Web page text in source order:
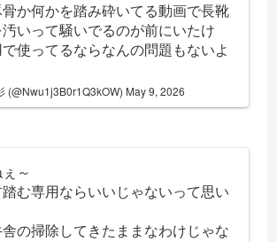
か何かを踏み砕いてる動画で長靴
いって騒いでるのが前にいたけ
使ってるならなんの問題もないよ
(@Nwu1j3B0r1Q3kOW) May 9, 2026
～
む専用ならいいじゃないって思い
の掃除してきたままなわけじゃな